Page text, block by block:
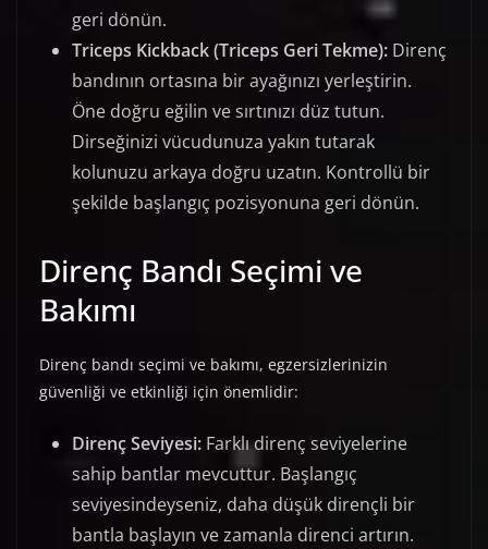
geri dönün.
Triceps Kickback (Triceps Geri Tekme): Direnç
bandının ortasına bir ayağınızı yerleştirin.
Öne doğru eğilin ve sırtınızı düz tutun.
Dirseğinizi vücudunuza yakın tutarak
kolunuzu arkaya doğru uzatın. Kontrollü bir
şekilde başlangıç pozisyonuna geri dönün.
Direnç Bandı Seçimi ve
Bakımı
Direnç bandı seçimi ve bakımı, egzersizlerinizin
güvenliği ve etkinliği için önemlidir:
Direnç Seviyesi: Farklı direnç seviyelerine
sahip bantlar mevcuttur. Başlangıç
seviyesindeyseniz, daha düşük dirençli bir
bantla başlayın ve zamanla direnci artırın.